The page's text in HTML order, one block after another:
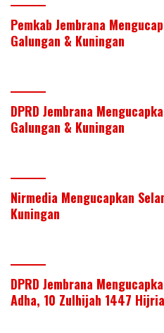
Pemkab Jembrana
Galungan & Kuningan
DPRD Jembrana
Galungan & Kuningan
Nirmedia Mengucapkan
Kuningan
DPRD Jembrana
Adha, 10 Zulhijah 1447